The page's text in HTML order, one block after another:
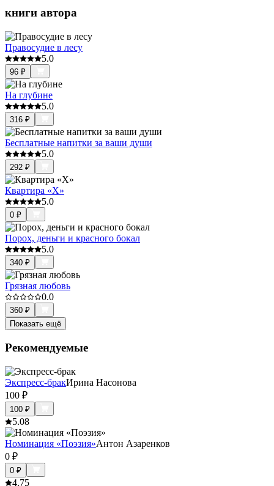
книги автора
Правосудие в лесу
5.0
96 ₽
На глубине
5.0
316 ₽
Бесплатные напитки за ваши души
5.0
292 ₽
Квартира «X»
5.0
0 ₽
Порох, деньги и красного бокал
5.0
340 ₽
Грязная любовь
0.0
360 ₽
Показать ещё
Рекомендуемые
Экспресс-бракИрина Насонова
100 ₽
100 ₽
5.08
Номинация «Поэзия»Антон Азаренков
0 ₽
0 ₽
4.75